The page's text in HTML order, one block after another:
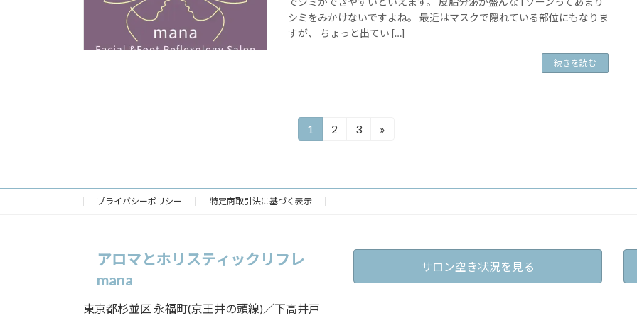
シミをみかけないですよね。 最近はマスクで隠れている部位にもなりま
すが、 ちょっと出てい […]
続きを読む
の
ペ
ジ
固
ジ
1
固
2
固
3 »
プライバシーポリシー 特定商取引法に基づく表示
アロマとホリスティックリフレ
mana
東京都杉並区 永福町(京王井の頭線)／下高井戸
サロン空き状況を見る